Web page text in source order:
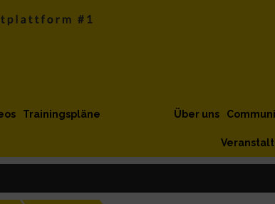
Trainingspläne Über uns